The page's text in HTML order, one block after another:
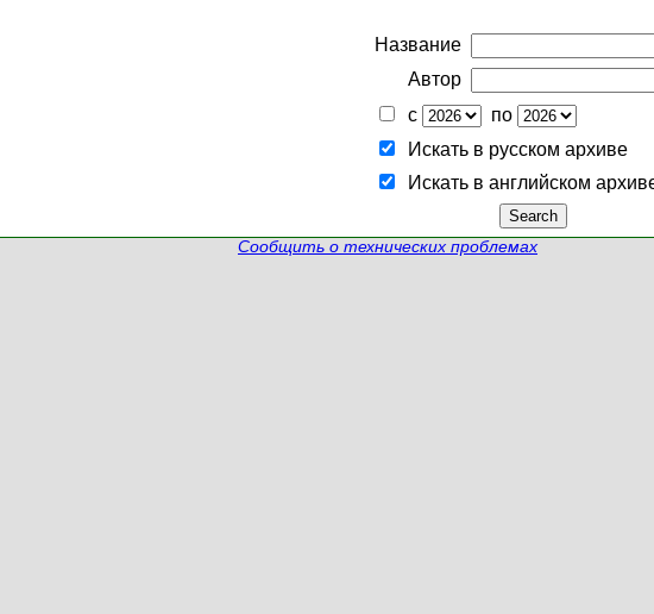
Название
Автор
с
по
Искать в русском архиве
Искать в английском
Сообщить о технических проблемах